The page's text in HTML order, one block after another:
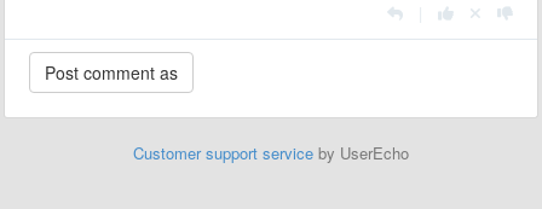
Customer support service by UserEcho